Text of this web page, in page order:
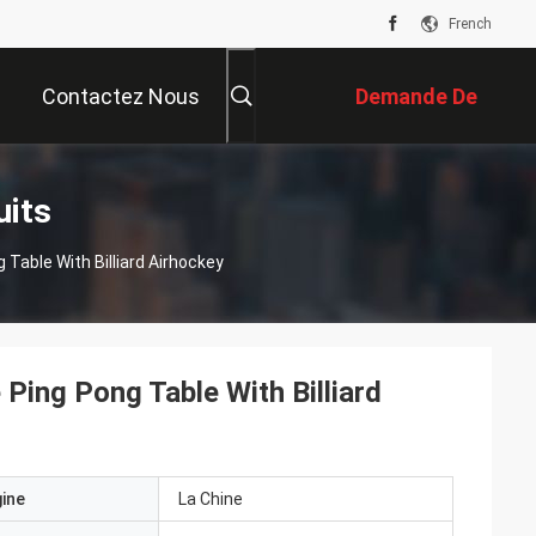
French
Contactez Nous Demande De
Soumission
Table With Billiard Airhockey
Pong Table With Billiard
La Chine